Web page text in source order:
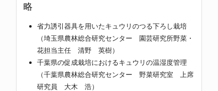
略
省力誘引器具を用いたキュウリのつる下ろし栽培
（埼玉県農林総合研究センター 園芸研究所野菜・
花担当主任 清野 英樹）
千葉県の促成栽培におけるキュウリの温湿度管理
（千葉県農林総合研究センター 野菜研究室 上席
研究員 大木 浩）